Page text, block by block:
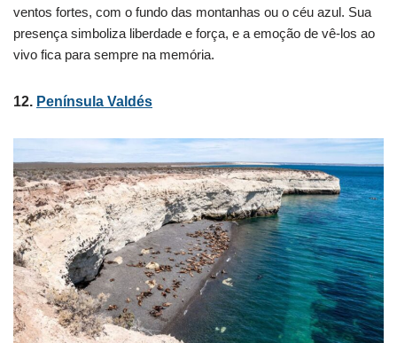
ventos fortes, com o fundo das montanhas ou o céu azul. Sua
presença simboliza liberdade e força, e a emoção de vê-los ao
vivo fica para sempre na memória.
12. Península Valdés